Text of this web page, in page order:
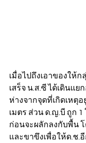
เมื่อไปถึงเอาของให้
เสร็จ น.ส.ซี ได้เดินแ
ห่างจากจุดที่เกิดเหตุ
เมตร ส่วน ด.ญ.บี ถูก 1
ก่อนจะผลักลงกับพื้น
และขาขึงเพื่อให้ด.ช.